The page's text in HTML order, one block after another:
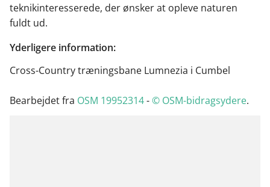
teknikinteresserede, der ønsker at opleve naturen
fuldt ud.
Yderligere information:
Cross-Country træningsbane Lumnezia i Cumbel
Bearbejdet fra OSM 19952314-© OSM-bidragsydere.